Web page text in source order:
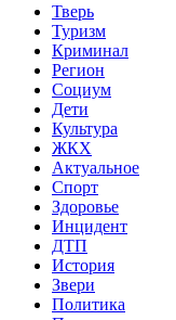
Тверь
Туризм
Криминал
Регион
Социум
Дети
Культура
ЖКХ
Актуальное
Спорт
Здоровье
Инцидент
ДТП
История
Звери
Политика